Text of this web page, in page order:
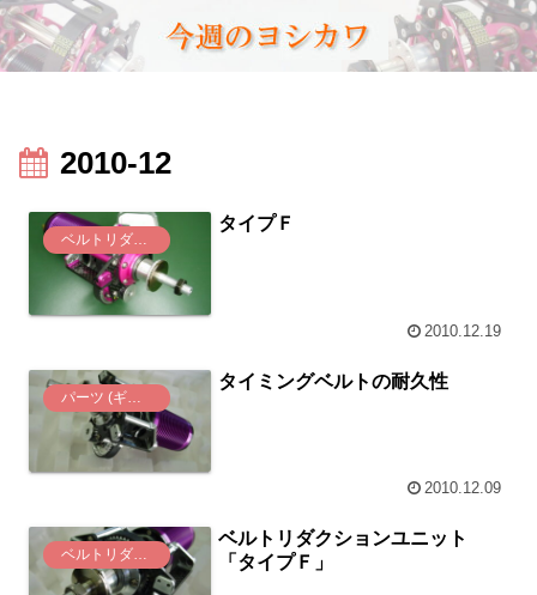
2010-12
ベルトリダクション(K, KⅡ)
タイプＦ
2010.12.19
タイミングベルトの耐久性
2010.12.09
ベルトリダクション(K, KⅡ)
ベルトリダクションユニット
「タイプＦ」